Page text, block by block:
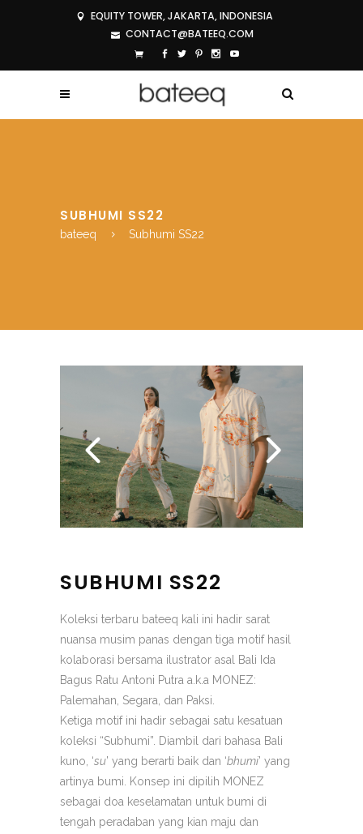
EQUITY TOWER, JAKARTA, INDONESIA
CONTACT@BATEEQ.COM
SUBHUMI SS22
bateeq Subhumi SS22
SUBHUMI SS22
Koleksi terbaru bateeq kali ini hadir sarat
nuansa musim panas dengan tiga motif hasil
kolaborasi bersama ilustrator asal Bali Ida
Bagus Ratu Antoni Putra a.k.a MONEZ:
Palemahan, Segara, dan Paksi.
Ketiga motif ini hadir sebagai satu kesatuan
koleksi “Subhumi”. Diambil dari bahasa Bali
kuno, ‘su’ yang berarti baik dan ‘bhumi’ yang
artinya bumi. Konsep ini dipilih MONEZ
sebagai doa keselamatan untuk bumi di
tengah peradaban yang kian maju dan